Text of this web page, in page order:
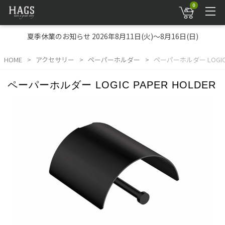
0
夏季休業のお知らせ 2026年8月11日(火)～8月16日(日)
HOME アクセサリー ペーパーホルダー ペーパーホルダー
ペーパーホルダー LOGIC PAPER HOLDER